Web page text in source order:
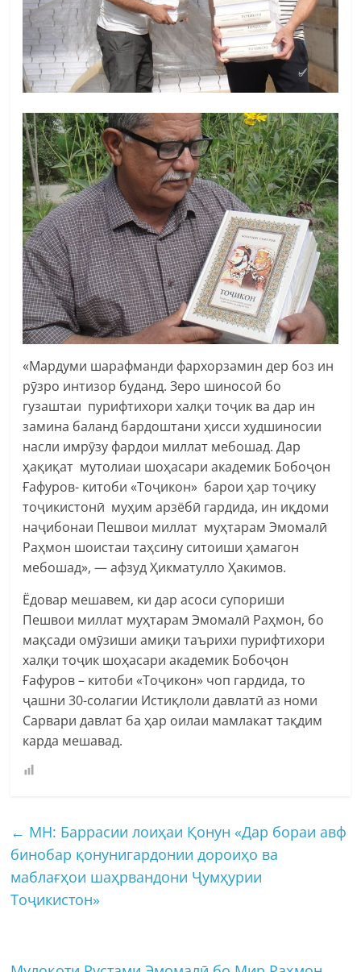
«Мардуми шарафманди фархорзамин дер боз ин
рӯзро интизор буданд. Зеро шиносоӣ бо
гузаштаи пурифтихори халқи тоҷик ва дар ин
замина баланд бардоштани ҳисси худшиносии
насли имрӯзу фардои миллат мебошад. Дар
ҳақиқат мутолиаи шоҳасари академик Бобоҷон
Ғафуров- китоби «Тоҷикон» барои ҳар тоҷику
тоҷикистонӣ муҳим арзёбӣ гардида, ин иқдоми
наҷибонаи Пешвои миллат муҳтарам Эмомалӣ
Раҳмон шоистаи таҳсину ситоиши ҳамагон
мебошад», — афзуд Ҳикматулло Ҳакимов.
Ёдовар мешавем, ки дар асоси супориши
Пешвои миллат муҳтарам Эмомалӣ Раҳмон, бо
мақсади омӯзиши амиқи таърихи пурифтихори
халқи тоҷик шоҳасари академик Бобоҷон
Ғафуров – китоби «Тоҷикон» чоп гардида, то
ҷашни 30-солагии Истиқлоли давлатӣ аз номи
Сарвари давлат ба ҳар оилаи мамлакат тақдим
карда мешавад.
← МН: Баррасии лоиҳаи Қонун «Дар бораи авф
бинобар қонунигардонии дороиҳо ва
маблағҳои шаҳрвандони Ҷумҳурии
Тоҷикистон»